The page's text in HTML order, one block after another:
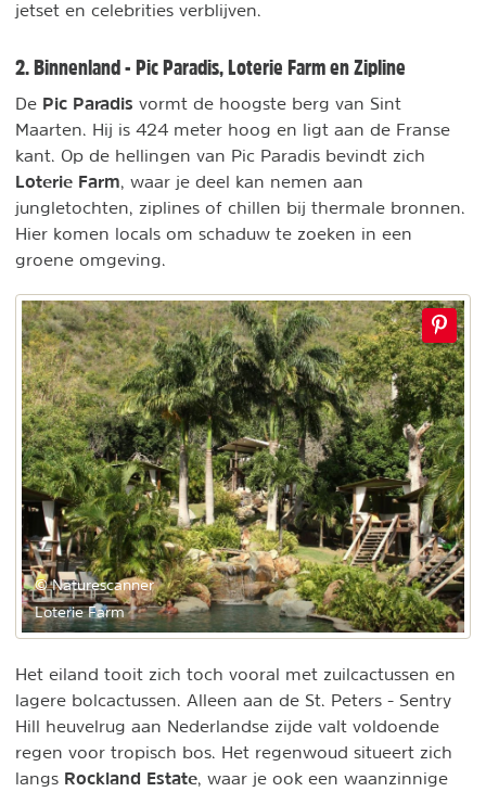
jetset en celebrities verblijven.
2. Binnenland - Pic Paradis, Loterie Farm en Zipline
De Pic Paradis vormt de hoogste berg van Sint
Maarten. Hij is 424 meter hoog en ligt aan de Franse
kant. Op de hellingen van Pic Paradis bevindt zich
Loterie Farm, waar je deel kan nemen aan
jungletochten, ziplines of chillen bij thermale bronnen.
Hier komen locals om schaduw te zoeken in een
groene omgeving.
© Naturescanner
Loterie Farm
Het eiland tooit zich toch vooral met zuilcactussen en
lagere bolcactussen. Alleen aan de St. Peters - Sentry
Hill heuvelrug aan Nederlandse zijde valt voldoende
regen voor tropisch bos. Het regenwoud situeert zich
langs Rockland Estate, waar je ook een waanzinnige